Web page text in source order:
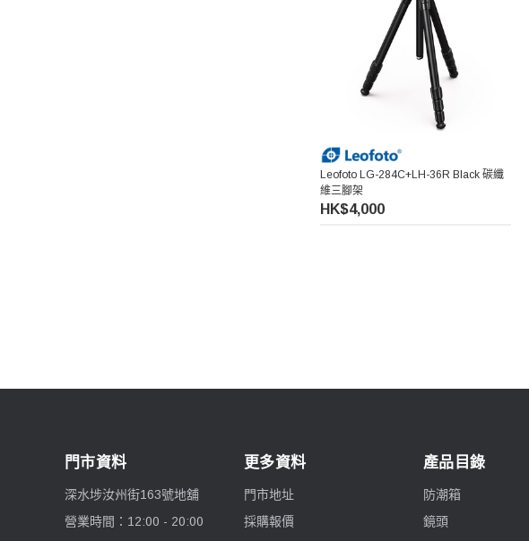
Leofoto LG-284C+LH-36R Black 碳纖
維三腳架
HK$4,000
門市資料
深水埗汝州街163號地舖
營業時間：12:00 - 20:00
更多資料
門市地址
採購報價
產品目錄
防潮箱
鏡頭